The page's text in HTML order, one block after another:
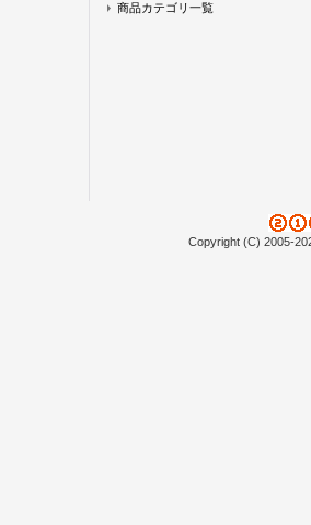
商品カテゴリ一覧
Copyright (C) 2005-